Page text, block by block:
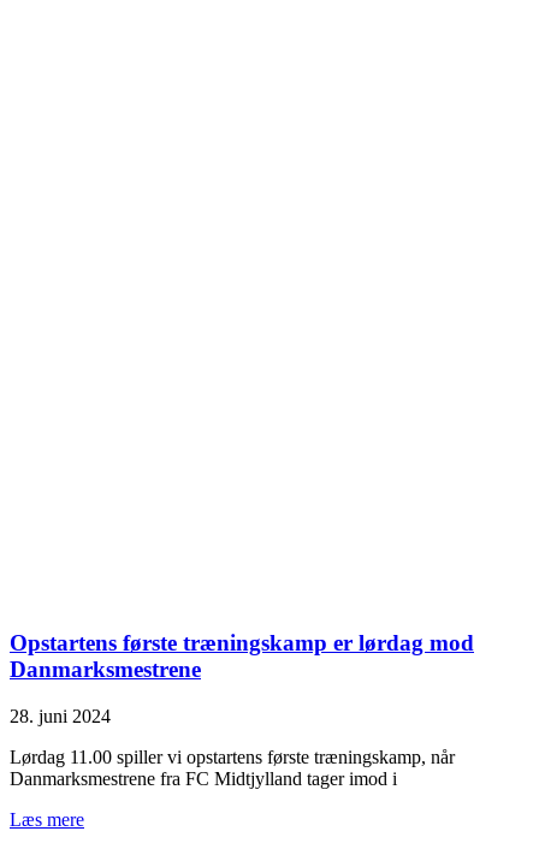
Opstartens første træningskamp er lørdag mod
Danmarksmestrene
28. juni 2024
Lørdag 11.00 spiller vi opstartens første træningskamp, når
Danmarksmestrene fra FC Midtjylland tager imod i
Læs mere